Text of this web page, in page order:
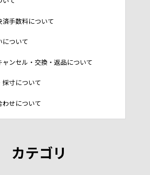
済手数料について
について
ャンセル・交換・返品について
採寸について
わせについて
カテゴリ